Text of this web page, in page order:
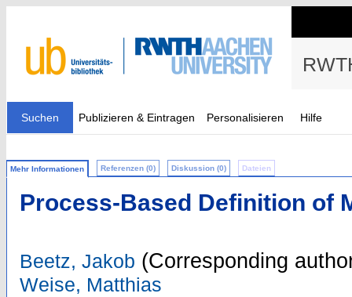
Suchen Publizieren & Eintragen Personalisieren Hilfe
Mehr Informationen Referenzen (0) Diskussion (0) Dateien
Process-Based Definition of
Beetz, Jakob (Corresponding
Weise, Matthias